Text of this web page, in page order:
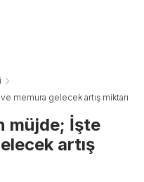
memura gelecek artış miktarı
müjde; İşte
artış